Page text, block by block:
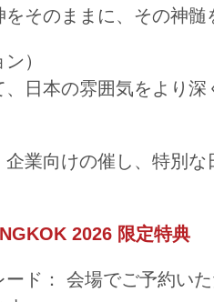
そのままに、その神髄
）
日本の雰囲気をより深
業向けの催し、特別
2026 限定特典
ード： 会場でご予約い